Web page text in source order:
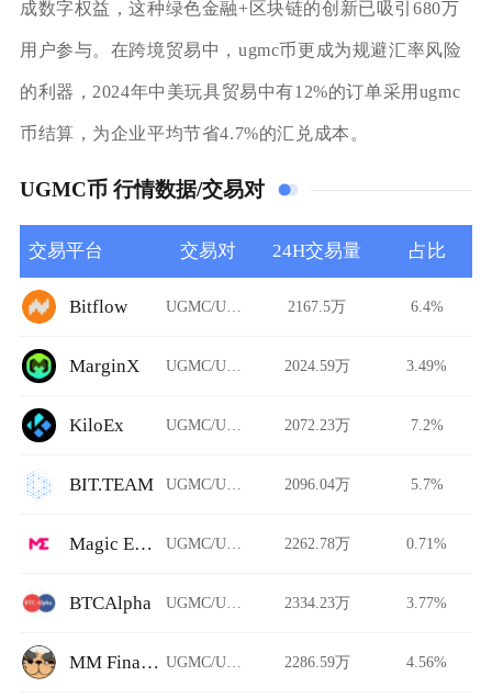
成数字权益，这种绿色金融+区块链的创新已吸引680万
用户参与。在跨境贸易中，ugmc币更成为规避汇率风险
的利器，2024年中美玩具贸易中有12%的订单采用ugmc
币结算，为企业平均节省4.7%的汇兑成本。
UGMC币 行情数据/交易对
交易平台 交易对 24H交易量 占比
Bitflow 2167.5万 6.4%
MarginX 2024.59万 3.49%
KiloEx 2072.23万 7.2%
BIT.TEAM 2096.04万 5.7%
Magic Eden 2262.78万 0.71%
BTCAlpha 2334.23万 3.77%
MM Finance 2286.59万 4.56%